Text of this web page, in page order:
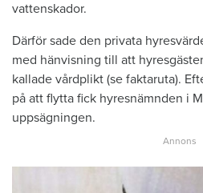
vattenskador.
Därför sade den privata
med hänvisning till att
kallade vårdplikt (se faktaruta).
på att flytta fick hyresnämnden i
uppsägningen.